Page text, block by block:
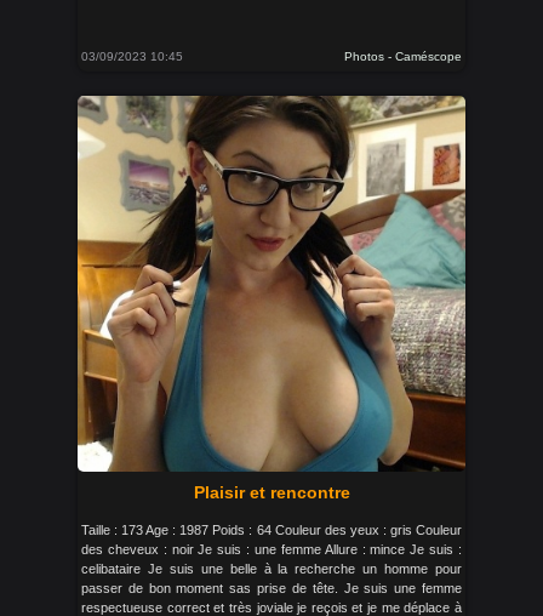
03/09/2023 10:45 Photos - Caméscope
Plaisir et rencontre
Taille : 173 Age : 1987 Poids : 64 Couleur des yeux : gris Couleur
des cheveux : noir Je suis : une femme Allure : mince Je suis :
celibataire Je suis une belle à la recherche un homme pour
passer de bon moment sas prise de tête. Je suis une femme
respectueuse correct et très joviale je reçois et je me déplace à